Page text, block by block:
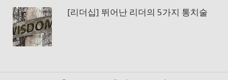
[리더십] 뛰어난 리더의 5가지 통치술